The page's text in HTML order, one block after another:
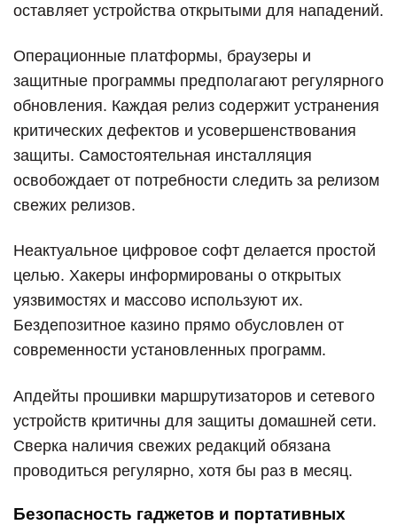
оставляет устройства открытыми для нападений.
Операционные платформы, браузеры и
защитные программы предполагают регулярного
обновления. Каждая релиз содержит устранения
критических дефектов и усовершенствования
защиты. Самостоятельная инсталляция
освобождает от потребности следить за релизом
свежих релизов.
Неактуальное цифровое софт делается простой
целью. Хакеры информированы о открытых
уязвимостях и массово используют их.
Бездепозитное казино прямо обусловлен от
современности установленных программ.
Апдейты прошивки маршрутизаторов и сетевого
устройств критичны для защиты домашней сети.
Сверка наличия свежих редакций обязана
проводиться регулярно, хотя бы раз в месяц.
Безопасность гаджетов и портативных